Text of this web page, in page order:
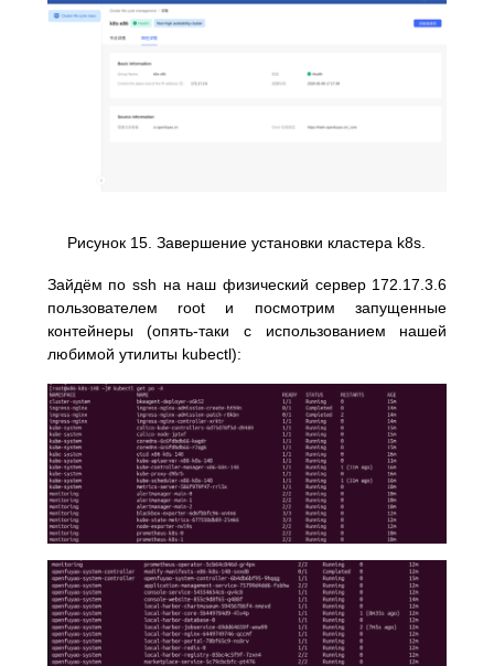
Рисунок 15. Завершение установки кластера k8s.
Зайдём по ssh на наш физический сервер 172.17.3.6
пользователем root и посмотрим запущенные
контейнеры (опять-таки с использованием нашей
любимой утилиты kubectl):